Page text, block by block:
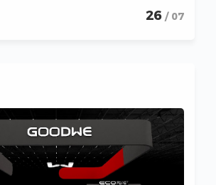
26 / 07